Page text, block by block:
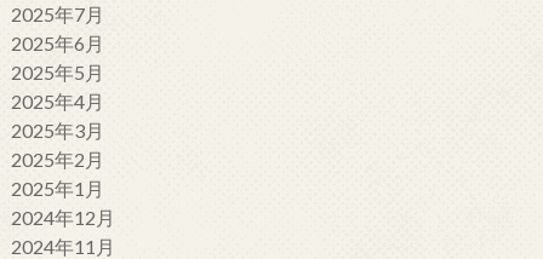
2025年7月
2025年6月
2025年5月
2025年4月
2025年3月
2025年2月
2025年1月
2024年12月
2024年11月